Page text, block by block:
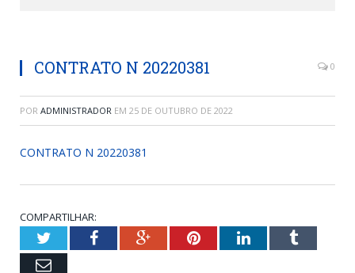
CONTRATO N 20220381 0
POR ADMINISTRADOR EM 25 DE OUTUBRO DE 2022
CONTRATO N 20220381
COMPARTILHAR:
TwitterFacebookGoogle+PinterestLinkedInTumblr
Email